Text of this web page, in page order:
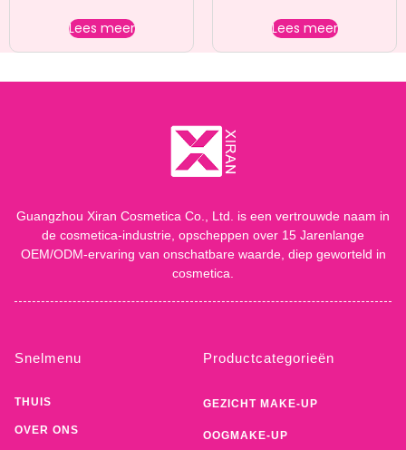
Lees meer Lees meer
Guangzhou Xiran Cosmetica Co., Ltd. is een vertrouwde naam in
de cosmetica-industrie, opscheppen over 15 Jarenlange
OEM/ODM-ervaring van onschatbare waarde, diep geworteld in
cosmetica.
Snelmenu
THUIS
OVER ONS
Productcategorieën
GEZICHT MAKE-UP
OOGMAKE-UP